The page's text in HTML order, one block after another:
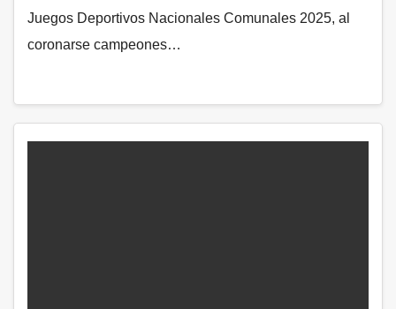
Juegos Deportivos Nacionales Comunales 2025, al
coronarse campeones…